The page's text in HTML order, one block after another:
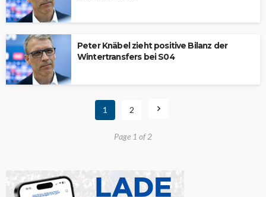
Peter Knäbel zieht positive Bilanz der
Wintertransfers bei S04
1 2
Page 1 of 2